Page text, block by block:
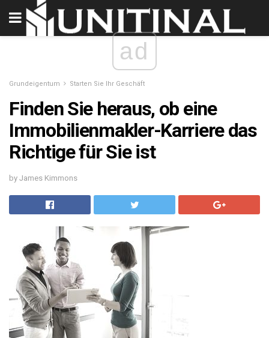
ad
Grundeigentum Starten Sie Ihr Geschäft
Finden Sie heraus, ob eine
Immobilienmakler-Karriere das
Richtige für Sie ist
by James Kimmons